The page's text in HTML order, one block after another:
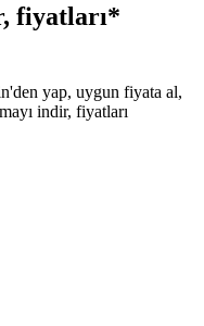
fiyatları*
yap, uygun fiyata al,
indir, fiyatları